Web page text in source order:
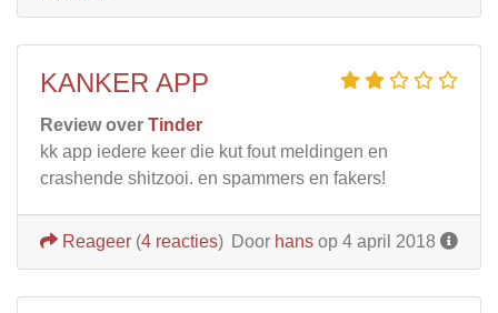
KANKER APP
Review over Tinder
kk app iedere keer die kut fout meldingen en
crashende shitzooi. en spammers en fakers!
Door hans op 4 april 2018
Reageer (4 reacties)